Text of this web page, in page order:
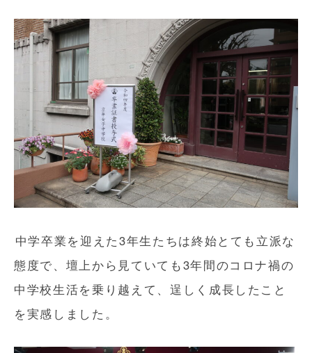
中学卒業を迎えた3年生たちは終始とても立派な
態度で、壇上から見ていても3年間のコロナ禍の
中学校生活を乗り越えて、逞しく成長したこと
を実感しました。